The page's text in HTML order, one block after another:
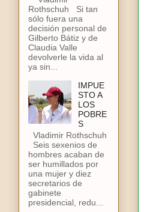
Rothschuh Si tan
sólo fuera una
decisión personal de
Gilberto Bátiz y de
Claudia Valle
devolverle la vida al
ya sin...
IMPUE
STO A
LOS
POBRE
S
Vladimir Rothschuh
Seis sexenios de
hombres acaban de
ser humillados por
una mujer y diez
secretarios de
gabinete
presidencial, redu...